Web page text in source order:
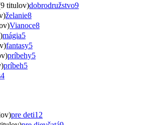
titulov)dobrodružstvo9
želanie8
Vianoce8
mágia5
fantasy5
príbehy5
príbeh5
4
pre deti12